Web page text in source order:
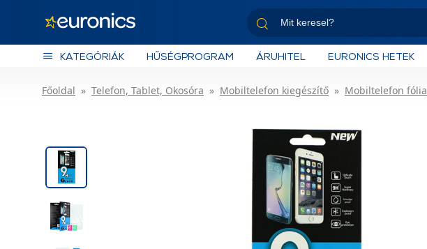
KATEGÓRIÁK HŰSÉGPROGRAM ÁRUHITEL EURONICS HETEK
Főoldal Telefon, Tablet, Okosóra Mobiltelefon kiegészítő Mobiltelefon fólia